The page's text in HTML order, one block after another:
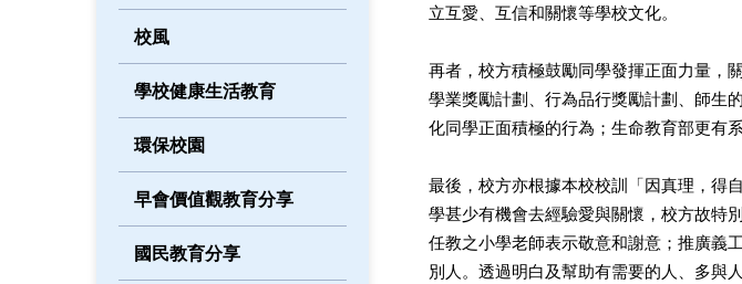
校風
學校健康生活教育
環保校園
早會價值觀教育分享
國民教育分享
立互愛、互信和關懷等學校文化。
再者，校方積極鼓勵同學發揮正面力量，
學業獎勵計劃、行為品行獎勵計劃、師生
化同學正面積極的行為；生命教育部更有
最後，校方亦根據本校校訓「因真理，得
學甚少有機會去經驗愛與關懷，校方故特
任教之小學老師表示敬意和謝意；推廣義
別人。透過明白及幫助有需要的人、多與